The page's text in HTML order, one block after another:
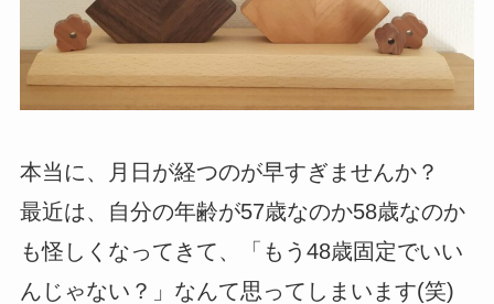
本当に、月日が経つのが早すぎませんか？
最近は、自分の年齢が57歳なのか58歳なのか
も怪しくなってきて、「もう48歳固定でいい
んじゃない？」なんて思ってしまいます(笑)